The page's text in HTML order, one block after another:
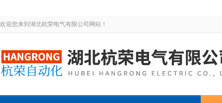
欢迎您来到湖北杭荣电气有限公司网站！